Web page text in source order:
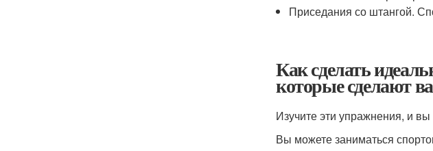
Приседания со штангой.
Как сделать
которые сделают
Изучите эти упражнения, и
Вы можете заниматься